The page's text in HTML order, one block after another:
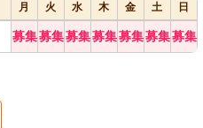
月 火 水 木 金 土 日
募集募集募集募集募集募集募集